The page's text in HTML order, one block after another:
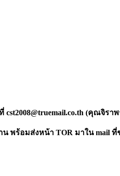
cst2008@truemail.co.th (คุณจิราพ
พร้อมส่งหน้า TOR มาใน mail